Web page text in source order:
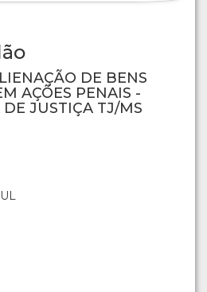
DE BENS
AÇÕES PENAIS -
DE JUSTIÇA TJ/MS